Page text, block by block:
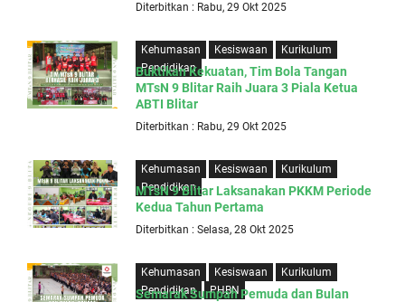
Diterbitkan : Rabu, 29 Okt 2025
Kehumasan Kesiswaan
Kurikulum
Pendidikan
Buktikan Kekuatan, Tim Bola Tangan
MTsN 9 Blitar Raih Juara 3 Piala Ketua
ABTI Blitar
Diterbitkan : Rabu, 29 Okt 2025
Kehumasan Kesiswaan
Kurikulum
Pendidikan
MTsN 9 Blitar Laksanakan PKKM Periode
Kedua Tahun Pertama
Diterbitkan : Selasa, 28 Okt 2025
Kehumasan Kesiswaan
Kurikulum
Pendidikan
PHBN
Semarak Sumpah Pemuda dan Bulan